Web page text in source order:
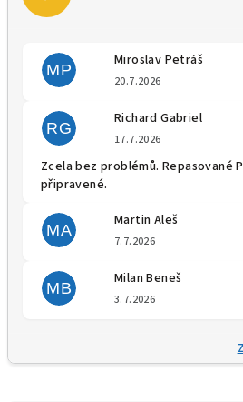
MP
Miroslav Petráš
20.7.2026
RG
Richard Gabriel
17.7.2026
Zcela bez problémů. Repasované
připravené.
MA
Martin Aleš
7.7.2026
MB
Milan Beneš
3.7.2026